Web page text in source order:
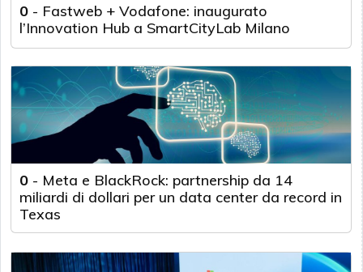
0 - Fastweb + Vodafone: inaugurato
l’Innovation Hub a SmartCityLab Milano
0 - Meta e BlackRock: partnership da 14
miliardi di dollari per un data center da record in
Texas